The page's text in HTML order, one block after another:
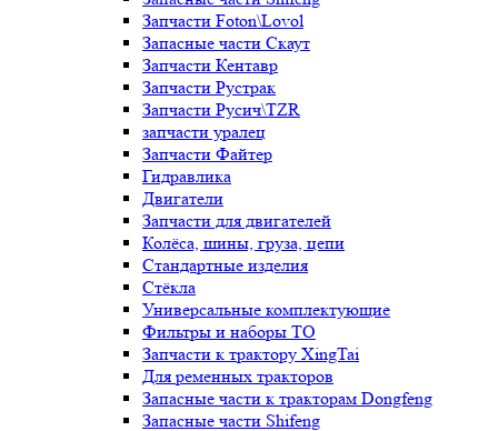
Запчасти Foton\Lovol
Запасные части Скаут
Запчасти Кентавр
Запчасти Рустрак
Запчасти Русич\TZR
запчасти уралец
Запчасти Файтер
Гидравлика
Двигатели
Запчасти для двигателей
Колёса, шины, груза, цепи
Стандартные изделия
Стёкла
Универсальные комплектующие
Фильтры и наборы ТО
Запчасти к трактору XingTai
Для ременных тракторов
Запасные части к тракторам Dongfeng
Запасные части Shifeng